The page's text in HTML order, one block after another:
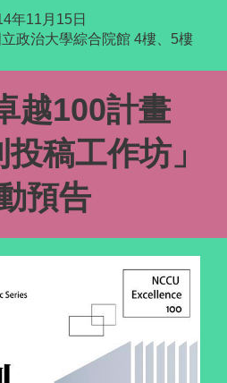
年11月15日
政治大學綜合院館 4樓、5樓
越100計畫
投稿工作坊」
預告